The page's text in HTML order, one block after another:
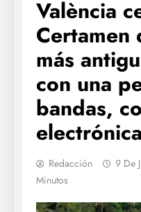
València
Certamen
más
con una
bandas,
Redacción 9 De
Minutos